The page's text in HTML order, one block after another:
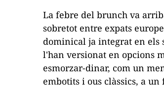
La febre del brunch va
sobretot entre expats
dominical ja integrat en els
l'han versionat en opcions
esmorzar-dinar, com un
embotits i ous clàssics, a